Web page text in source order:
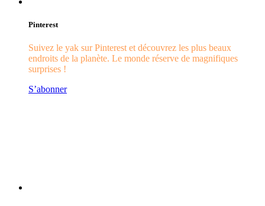
Pinterest
Suivez le yak sur Pinterest et découvrez les plus beaux
endroits de la planète. Le monde réserve de magnifiques
surprises !
S’abonner